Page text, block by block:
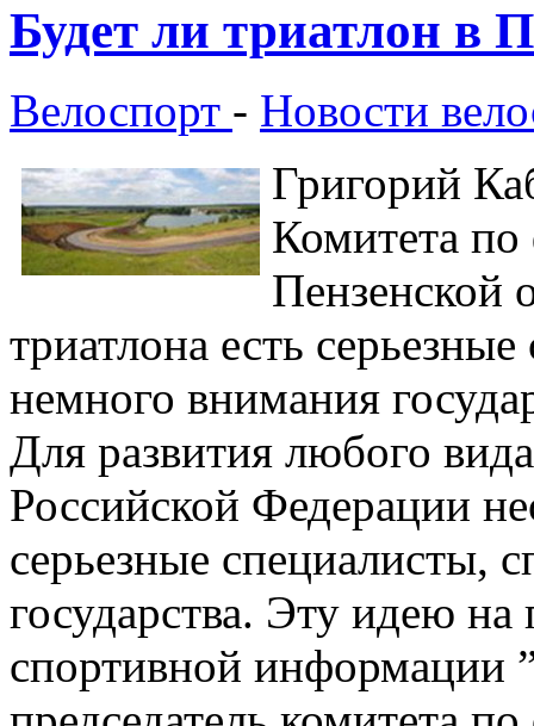
Будет ли триатлон в
Велоспорт - Новости
Григорий
Комитета по
Пензенской
триатлона есть
немного внимания
Для развития любого
Российской Федерации
серьезные специалисты,
государства. Эту идею на
спортивной информации